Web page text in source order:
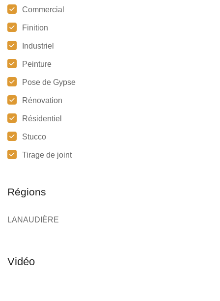
Commercial
Finition
Industriel
Peinture
Pose de Gypse
Rénovation
Résidentiel
Stucco
Tirage de joint
Régions
LANAUDIÈRE